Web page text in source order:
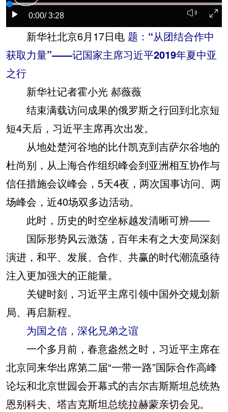
0:00/ 3:28
新华社北京6月17日电 题：“从团结合作中
获取力量”——记国家主席习近平2019年夏中亚
之行
新华社记者霍小光 郝薇薇
结束满载访问成果的俄罗斯之行回到北京短
短4天后，习近平主席再次出发。
从地处楚河谷地的比什凯克到吉萨尔谷地的
杜尚别，从上海合作组织峰会到亚洲相互协作与
信任措施会议峰会，5天4夜，两次国事访问、两
场峰会，近40场双多边活动。
此时，历史的时空坐标越发清晰可辨——
国际形势风云激荡，百年未有之大变局深刻
演进，和平、发展、合作、共赢的时代潮流亟待
注入更加强大的正能量。
关键时刻，习近平主席引领中国外交规划新
局、再启新程。
为国之信，深化兄弟之谊
一个多月前，春意盎然之时，习近平主席在
北京同来华出席第二届“一带一路”国际合作高峰
论坛和北京世园会开幕式的吉尔吉斯斯坦总统热
恩别科夫、塔吉克斯坦总统拉赫蒙亲切会见。